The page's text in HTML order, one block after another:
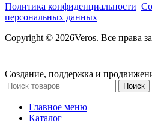
Политика конфиденциальности
персональных данных
Copyright © 2026Veros. Все права
Создание, поддержка и
Поиск
Главное меню
Каталог